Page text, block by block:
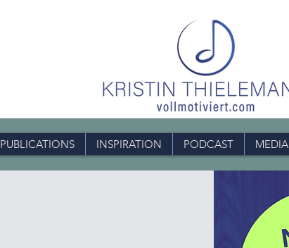
PUBLICATIONS INSPIRATION PODCAST MEDIA